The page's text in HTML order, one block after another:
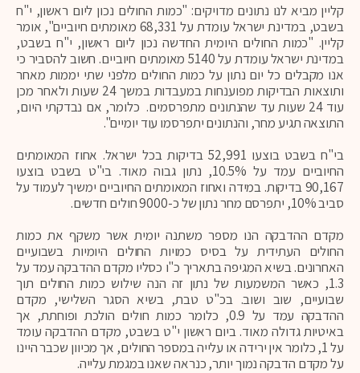
קליין מביא לנו נתונים מדויקים: "כמות החולים נכון ליום ראשון, י"ח
בשבט, במדינת ישראל עומדת על 68,331 מאומתים חיוביים", אומר
קליין. "כמות החולים היומית החדשה נכון ליום ראשון, י"ח בשבט,
במדינת ישראל עומדת על 5140 מאומתים חיוביים. חשוב להסביר כי
אנו מקבלים כל יום נתון על כמות החולים מלפני שתי יממות מאחר
ותוצאות הבדיקות מפוענחות במעבדות במשך 24 שעות ולאחר מכן
עוד 24 שעות עד שהנתונים מתפרסמים. כלומר, אם נבדקתי היום,
התוצאה תגיע מחר, והנתונים יתפרסמו עוד יומיים".
בי"ח בשבט בוצעו 52,991 בדיקות בכל ישראל. אחוז המאומתים
החיוביים עמד על 10.5%, נתון גבוה מאוד. בי"ט בשבט בוצעו
90,167 בדיקות. במידה ואחוז המאומתים החיוביים ימשיך לעמוד על
סביב 10%, יתפרסם מחר נתון של כ-9000 חולים חדשים.
מקדם ההדבקה הנו מספר משתנה יומית אשר משקף את כמות
החולים העתידית על בסיס כמויות החולים היומיות בשבועיים
האחרונים. בשיא המגיפה בתאריך כ"ו כסליו מקדם ההדבקה עמד על
1.3, כאשר המשמעות של נתון זה הנה שילוש כמות החולים תוך
שבועיים, שוב ושוב. בכ"ט טבת, בשיא הסגר השלישי, מקדם
ההדבקה עמד על 0.9, כלומר כמות חולים הולכת ופוחתת, אך
באיטיות גדולה מאוד. ביום ראשון י"ט בשבט, מקדם ההדבקה עומד
על 1, כלומר אין ירידה או עלייה במספר החולים, אך מכיוון שכבר היינו
על מקדם הדבקה נמוך יותר, כנראה שאנו במגמת עלייה.